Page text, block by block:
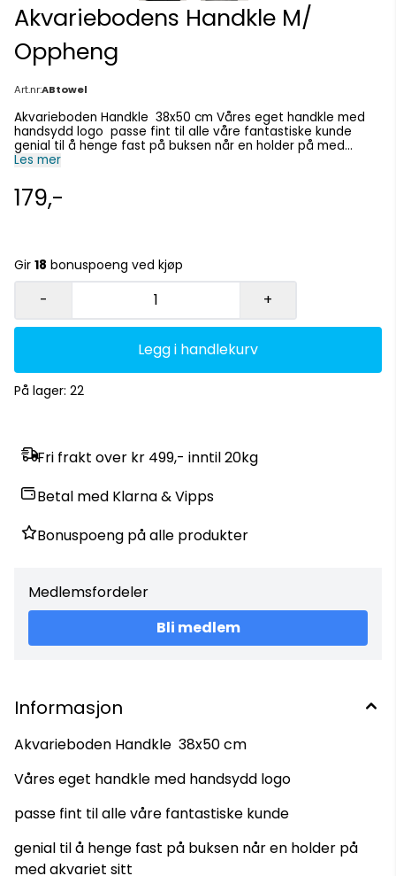
Akvariebodens Handkle M/
Oppheng
Art.nr:ABtowel
Akvarieboden Handkle 38x50 cm Våres eget handkle med
handsydd logo passe fint til alle våre fantastiske kunde
genial til å henge fast på buksen når en holder på med
akvariet sitt
Les mer
179,-
Gir 18 bonuspoeng ved kjøp
- +
Legg i handlekurv
På lager: 22
Fri frakt over kr 499,- inntil 20kg
Betal med Klarna & Vipps
Bonuspoeng på alle produkter
Medlemsfordeler
Bli medlem
Informasjon
Akvarieboden Handkle 38x50 cm
Våres eget handkle med handsydd logo
passe fint til alle våre fantastiske kunde
genial til å henge fast på buksen når en holder på
med akvariet sitt